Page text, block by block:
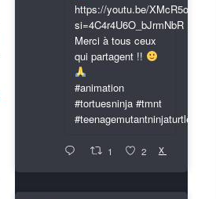
https://youtu.be/XMcR5or9N8A?
si=4C4r4U6O_bJrmNbR
Merci à tous ceux
qui partagent !!
#animation
#tortuesninja #tmnt
#teenagemutantninjaturtles
1 2 X